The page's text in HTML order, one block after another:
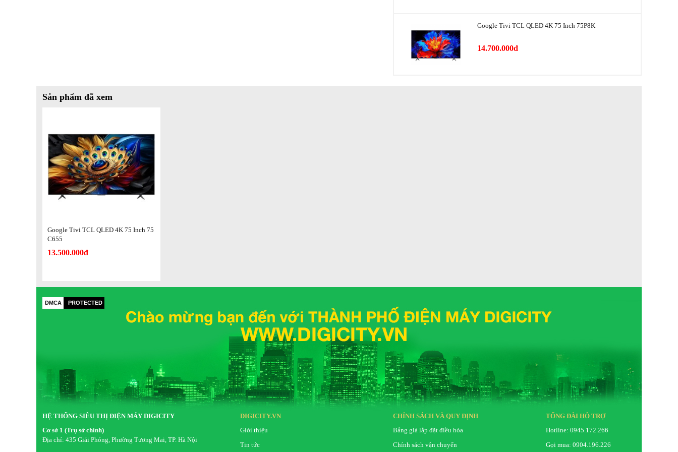
Bộ xử lý AiPQ Pro thông minh giúp tối ưu mọi tín hiệu hiệu quả
Hãng TCL đã trang bị cho siêu phẩm tivi này bộ xử lý AiPQ Pro tân tiến và cực kỳ thông minh, có khả năng
mô phỏng và tối ưu hóa mọi tín hiệu đầu vào để mang đến những trải nghiệm xem tuyệt hảo cho khách hàng.
Một số thuật toán AI thông minh mà chip xử lý này đang sở hữu là:
Xuất Xứ & Bảo Hành
Hãng Sản Xuất
Google Tivi TCL QLED 4K 75 Inch 75P8K
14.700.000đ
Sản phẩm đã xem
Google Tivi TCL QLED 4K 75 Inch 75
C655
13.500.000đ
DMCA PROTECTED
HỆ THỐNG SIÊU THỊ ĐIỆN MÁY DIGICITY
Cơ sở 1 (Trụ sở chính)
Địa chỉ: 435 Giải Phóng, Phường Tương Mai, TP. Hà Nội
DIGICITY.VN
Giới thiệu
Tin tức
CHÍNH SÁCH VÀ QUY ĐỊNH
Bảng giá lắp đặt điều hòa
Chính sách vận chuyển
TỔNG ĐÀI HỖ TRỢ
Hotline: 0945.172.266
Gọi mua: 0904.196.226